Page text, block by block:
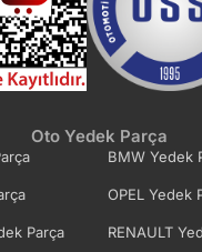
Oto Yedek Parça
BMW Yedek
OPEL Yedek
Parça RENAULT